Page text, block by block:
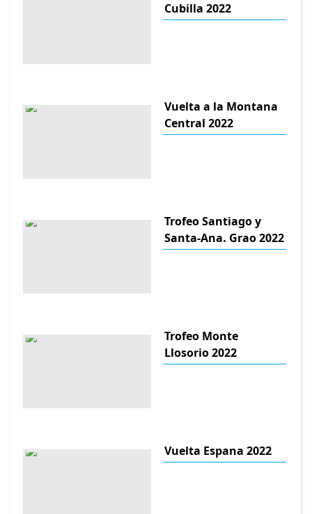
Cubilla 2022
Vuelta a la Montana
Central 2022
Trofeo Santiago y
Santa-Ana. Grao 2022
Trofeo Monte
Llosorio 2022
Vuelta Espana 2022